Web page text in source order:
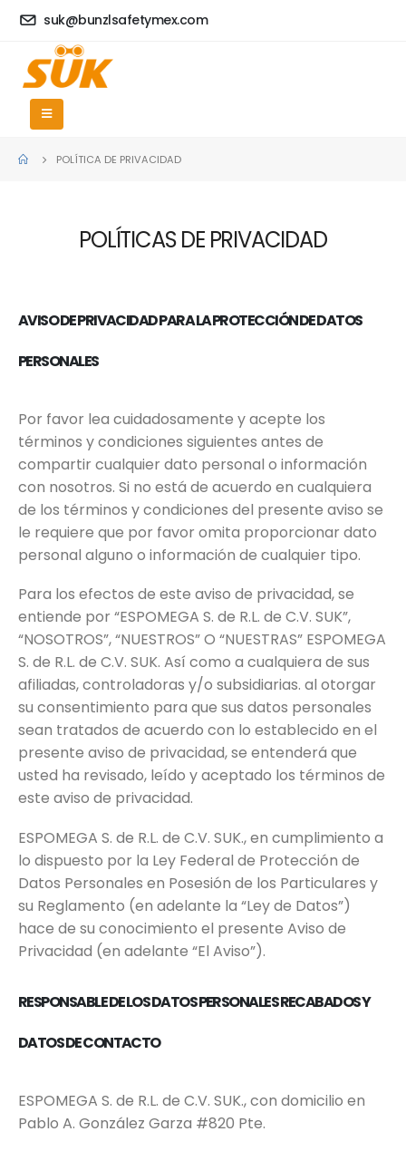
suk@bunzlsafetymex.com
POLÍTICA DE PRIVACIDAD
POLÍTICAS DE PRIVACIDAD
AVISO DE PRIVACIDAD PARA LA PROTECCIÓN DE DATOS
PERSONALES
Por favor lea cuidadosamente y acepte los
términos y condiciones siguientes antes de
compartir cualquier dato personal o información
con nosotros. Si no está de acuerdo en cualquiera
de los términos y condiciones del presente aviso se
le requiere que por favor omita proporcionar dato
personal alguno o información de cualquier tipo.
Para los efectos de este aviso de privacidad, se
entiende por “ESPOMEGA S. de R.L. de C.V. SUK”,
“NOSOTROS”, “NUESTROS” O “NUESTRAS” ESPOMEGA
S. de R.L. de C.V. SUK. Así como a cualquiera de sus
afiliadas, controladoras y/o subsidiarias. al otorgar
su consentimiento para que sus datos personales
sean tratados de acuerdo con lo establecido en el
presente aviso de privacidad, se entenderá que
usted ha revisado, leído y aceptado los términos de
este aviso de privacidad.
ESPOMEGA S. de R.L. de C.V. SUK., en cumplimiento a
lo dispuesto por la Ley Federal de Protección de
Datos Personales en Posesión de los Particulares y
su Reglamento (en adelante la “Ley de Datos”)
hace de su conocimiento el presente Aviso de
Privacidad (en adelante “El Aviso”).
RESPONSABLE DE LOS DATOS PERSONALES RECABADOS Y
DATOS DE CONTACTO
ESPOMEGA S. de R.L. de C.V. SUK., con domicilio en
Pablo A. González Garza #820 Pte.